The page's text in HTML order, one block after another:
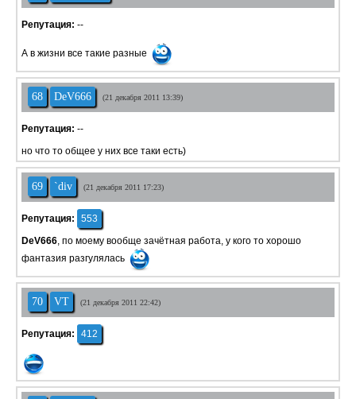
Репутация: --
А в жизни все такие разные
68 DeV666 (21 декабря 2011 13:39)
Репутация: --
но что то общее у них все таки есть)
69 `div (21 декабря 2011 17:23)
Репутация:
553
DeV666, по моему вообще зачётная работа, у кого то хорошо
фантазия разгулялась
70 VT (21 декабря 2011 22:42)
Репутация: 412